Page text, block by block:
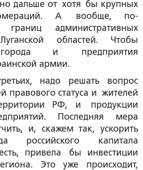
дальше от хотя бы крупных
А вообще, по-
административных
областей. Чтобы
города и предприятия
армии.
надо решать вопрос
правового статуса и жителей
РФ, и продукции
Последняя мера
и, скажем так, ускорить
российского капитала
привела бы инвестиции
Это уже происходит,